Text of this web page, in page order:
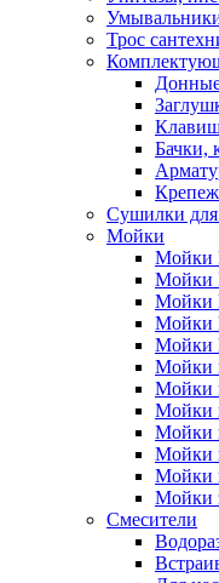
Трос
Бачки,
Сушилки
Мойки
Мойки
Мойки
Мойки
Мойки
Мойки
Мойки
Мойки
Мойки
Мойки
Мойки
Мойки
Мойки
Смесители